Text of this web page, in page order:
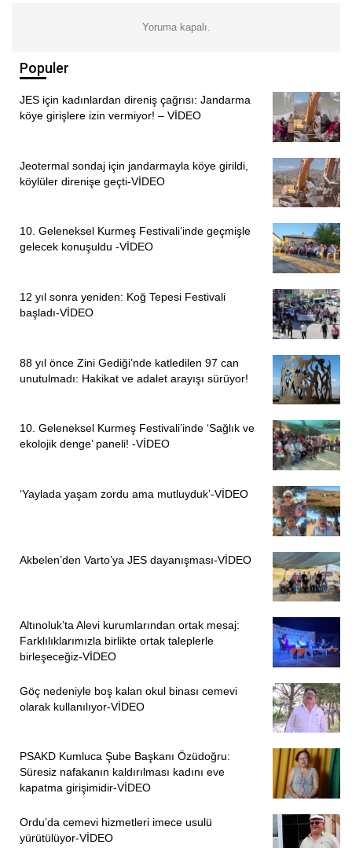
akanların haddi değildir! Yıllarca mücadelesini verdiğimiz
yorulmadan mücadelemize devam edeceğiz.
Sevgi bizim dinimizdir…”
Yoruma kapalı.
Populer
JES için kadınlardan direniş çağrısı: Jandarma
köye girişlere izin vermiyor! – VİDEO
Jeotermal sondaj için jandarmayla köye girildi,
köylüler direnişe geçti-VİDEO
10. Geleneksel Kurmeş Festivali’inde geçmişle
gelecek konuşuldu -VİDEO
12 yıl sonra yeniden: Koğ Tepesi Festivali
başladı-VİDEO
88 yıl önce Zini Gediği’nde katledilen 97 can
unutulmadı: Hakikat ve adalet arayışı sürüyor!
10. Geleneksel Kurmeş Festivali’inde ‘Sağlık ve
ekolojik denge’ paneli! -VİDEO
‘Yaylada yaşam zordu ama mutluyduk’-VİDEO
Akbelen’den Varto’ya JES dayanışması-VİDEO
Altınoluk’ta Alevi kurumlarından ortak mesaj:
Farklılıklarımızla birlikte ortak taleplerle
birleşeceğiz-VİDEO
Göç nedeniyle boş kalan okul binası cemevi
olarak kullanılıyor-VİDEO
PSAKD Kumluca Şube Başkanı Özüdoğru:
Süresiz nafakanın kaldırılması kadını eve
kapatma girişimidir-VİDEO
Ordu’da cemevi hizmetleri imece usulü
yürütülüyor-VİDEO